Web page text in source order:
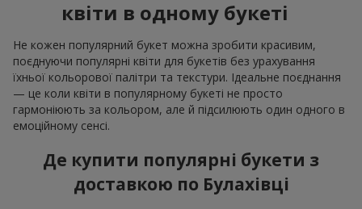
квіти в одному букеті
Не кожен популярний букет можна зробити красивим,
поєднуючи популярні квіти для букетів без урахування
їхньої кольорової палітри та текстури. Ідеальне поєднання
— це коли квіти в популярному букеті не просто
гармоніюють за кольором, але й підсилюють один одного в
емоційному сенсі.
Де купити популярні букети з
доставкою по Булахівці